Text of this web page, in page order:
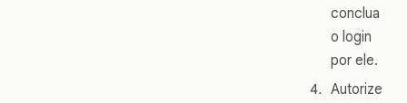
conclua
o login
por ele.
Autorize